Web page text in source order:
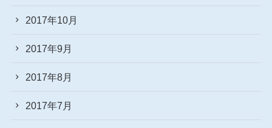
2017年10月
2017年9月
2017年8月
2017年7月